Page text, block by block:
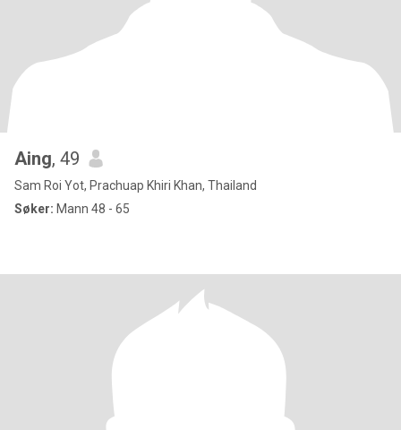
Aing, 49
Sam Roi Yot, Prachuap Khiri Khan, Thailand
Søker: Mann 48 - 65